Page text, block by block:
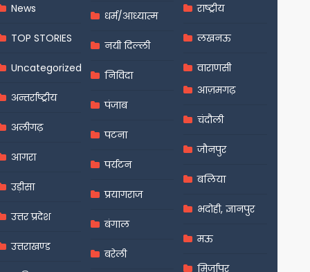
News
TOP STORIES
Uncategorized
अन्तर्राष्ट्रीय
अलीगढ़
आगरा
उड़ीसा
उत्तर प्रदेश
उत्तराखण्ड
धर्म/आध्यात्म
नयी दिल्ली
निविदा
पंजाब
पटना
पर्यटन
प्रयागराज
बंगाल
बरेली
राष्ट्रीय
लखनऊ
वाराणसी
आज़मगढ़
चंदौली
जौनपुर
बलिया
भदोही, ज्ञानपुर
मऊ
मिर्जापुर